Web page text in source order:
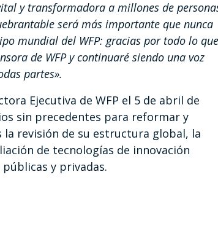
y transformadora a millones de
será más importante que nunca
mundial del WFP: gracias por todo lo que
de WFP y continuaré siendo una voz
partes».
Ejecutiva de WFP el 5 de abril de
sin precedentes para reformar y
revisión de su estructura global, la
de tecnologías de innovación
y privadas.